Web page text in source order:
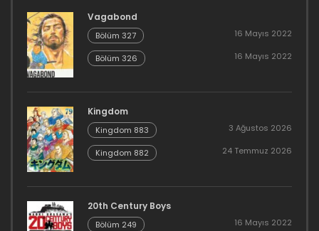
Vagabond
Bölüm 327 16 Mayıs 2022
Bölüm 326 16 Mayıs 2022
Kingdom
Kingdom 883 3 Ağustos 2026
Kingdom 882 24 Temmuz 2026
20th Century Boys
Bölüm 249 16 Mayıs 2022